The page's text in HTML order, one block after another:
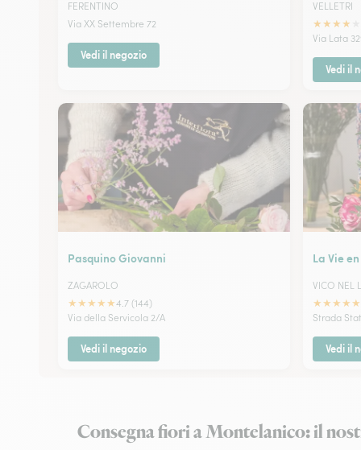
FERENTINO
Via XX Settembre 72
Vedi il negozio
VELLETRI
★★★★
Via Lata
Vedi il
Pasquino Giovanni
ZAGAROLO
★★★★★4.7 (144)
Via della Servicola 2/A
Vedi il negozio
La Vie
VICO NEL
★★★★★
Strada
Vedi il
Consegna fiori a Montelanico: il